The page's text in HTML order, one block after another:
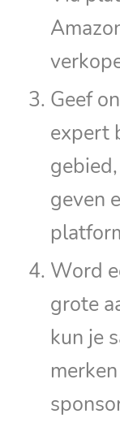
Geef
expert
geven
Word
grote
kun je